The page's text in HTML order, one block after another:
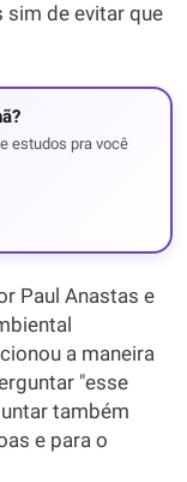
sim de evitar que
estudos pra você
Paul Anastas e
a maneira
"esse
também
e para o